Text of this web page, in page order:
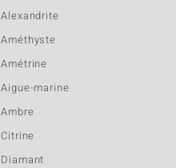
Alexandrite
Améthyste
Amétrine
Aigue-marine
Ambre
Citrine
Diamant